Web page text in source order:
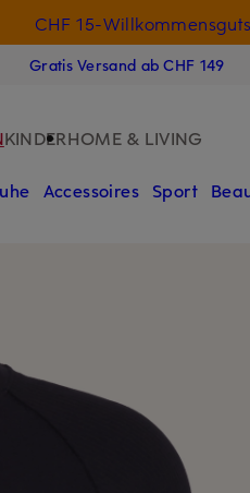
CHF 15-
Gratis Versand ab CHF 149
KINDERHOME & LIVING
Accessoires Sport